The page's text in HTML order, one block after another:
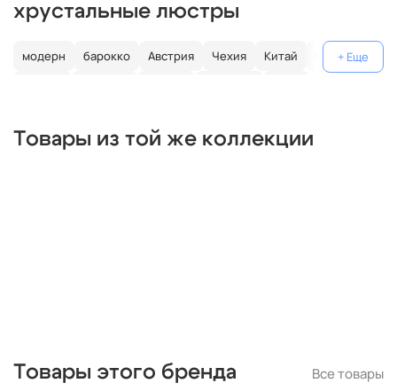
хрустальные люстры
модерн барокко Австрия Чехия Китай
Германия
круглые
классические светодиодные
кольцо
Товары из той же коллекции
Товары этого бренда Все товары